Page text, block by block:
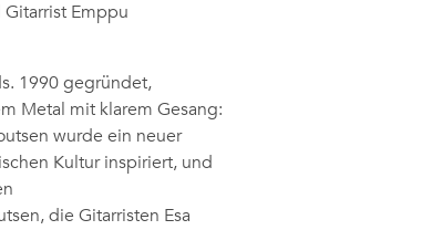
Emppu
1990 gegründet,
Metal mit klarem Gesang:
wurde ein neuer
Kultur inspiriert, und
die Gitarristen Esa